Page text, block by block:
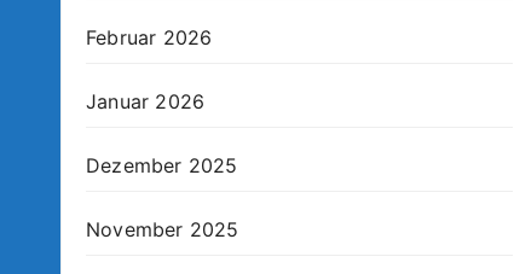
Februar 2026
Januar 2026
Dezember 2025
November 2025